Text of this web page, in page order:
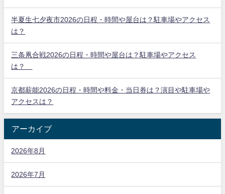
半夏生七夕夜市2026の日程・時間や屋台は？駐車場やアクセス
は？
三条凧合戦2026の日程・時間や屋台は？駐車場やアクセス
は？
京都薪能2026の日程・時間や料金・当日券は？演目や駐車場や
アクセスは？
アーカイブ
2026年8月
2026年7月